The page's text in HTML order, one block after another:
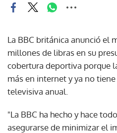
La BBC británica anunció el
millones de libras en su
cobertura deportiva porque
más en internet y ya no
televisiva anual.
"La BBC ha hecho y hace
asegurarse de minimizar el